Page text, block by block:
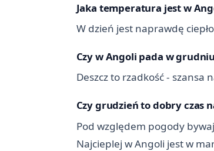
Jaka temperatura jest w
W dzień jest naprawdę
Czy w Angoli pada w
Deszcz to rzadkość - szansa
Czy grudzień to dobry czas
Pod względem pogody
Najcieplej w Angoli jest w